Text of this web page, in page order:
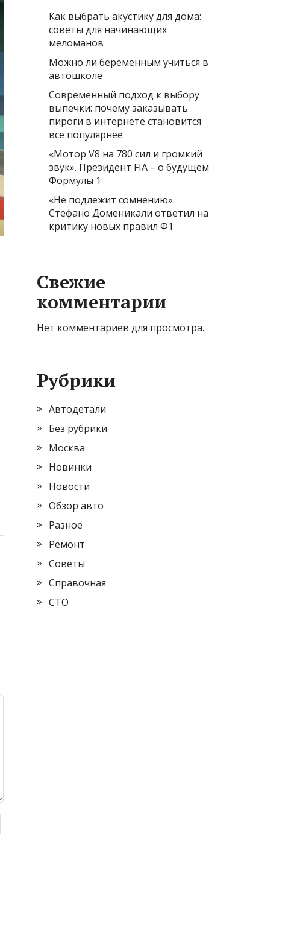
Как выбрать акустику для дома:
советы для начинающих
меломанов
Можно ли беременным учиться в
автошколе
Современный подход к выбору
выпечки: почему заказывать
пироги в интернете становится
все популярнее
«Мотор V8 на 780 сил и громкий
звук». Президент FIA – о будущем
Формулы 1
«Не подлежит сомнению».
Стефано Доменикали ответил на
критику новых правил Ф1
Свежие
комментарии
Нет комментариев для просмотра.
Рубрики
Автодетали
Без рубрики
Москва
Новинки
Новости
Обзор авто
Разное
Ремонт
Советы
Справочная
СТО